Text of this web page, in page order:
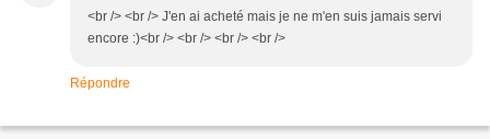
<br /> <br /> J'en ai acheté mais je ne m'en suis jamais servi
encore :)<br /> <br /> <br /> <br />
Répondre